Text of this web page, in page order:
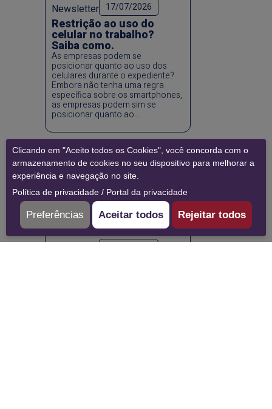
Clicando em "Aceito todos os Cookies", você concorda com o
armazenamento de cookies no seu dispositivo para melhorar a
experiência e navegação no site.
Política de privacidade / Portal da privacidade
Preferências Aceitar todos Rejeitar todos
Newsletter 17/07/2026
Restrição ao uso do
celular no trabalho?
Saiba como.
As empresas podem se
posicionar quanto ao uso dos
celulares durante o expediente?
Embora não tenha uma regra
específica sobre os smartphones,
as empresas podem sim se
posicionar quanto ao...